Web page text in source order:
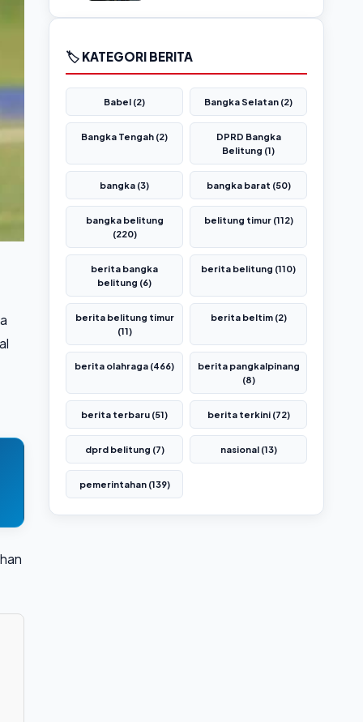
🏷️ KATEGORI BERITA
Babel (2) Bangka Selatan (2)
Bangka Tengah (2)
DPRD Bangka
Belitung (1)
bangka (3) bangka barat (50)
bangka belitung
(220)
belitung timur (112)
berita bangka
belitung (6)
berita belitung (110)
berita belitung timur
(11)
berita beltim (2)
berita olahraga (466)
berita pangkalpinang
(8)
berita terbaru (51) berita terkini (72)
dprd belitung (7) nasional (13)
pemerintahan (139)